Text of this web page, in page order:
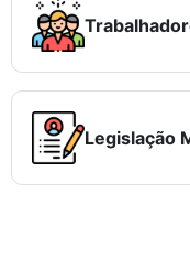
Legislação